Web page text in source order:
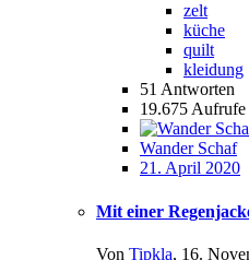
zelt
küche
quilt
kleidung
51 Antworten
19.675 Aufrufe
Wander Schaf
21. April 2020
Mit einer
Von Tipkla, 16.